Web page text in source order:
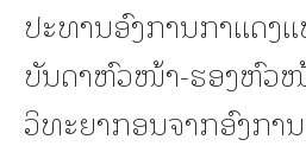
ປະທານອົງການກາແດງ
ບັນດາຫົວໜ້າ-ຮອງຫົວ
ວິທະຍາກອນຈາກອົງກາ